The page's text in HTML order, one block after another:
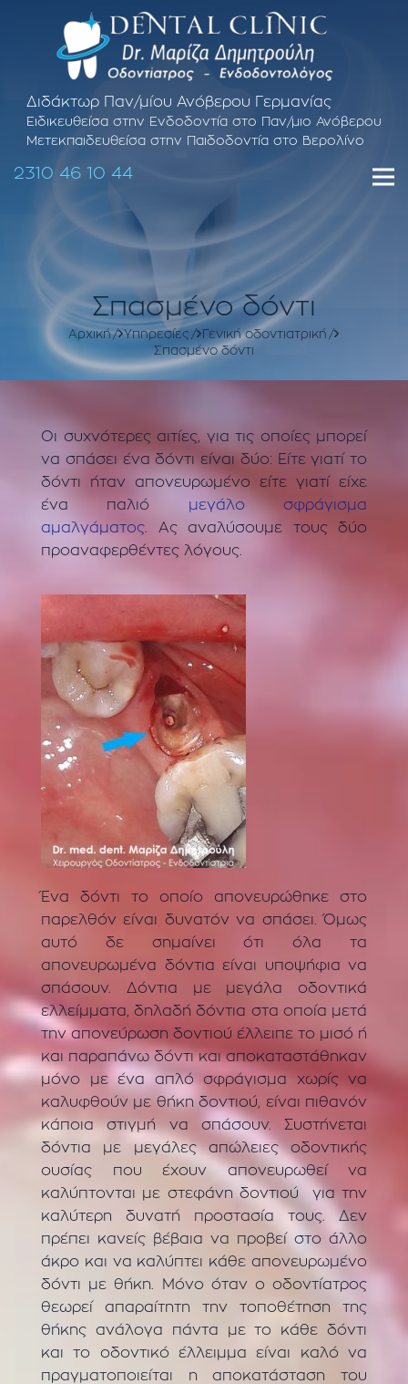
Διδάκτωρ Παν/μίου Ανόβερου Γερμανίας
Ειδικευθείσα στην Ενδοδοντία στο Παν/μιο Ανόβερου
Μετεκπαιδευθείσα στην Παιδοδοντία στο Βερολίνο
2310 46 10 44
Σπασμένο δόντι
Αρχική Υπηρεσίες
Γενική οδοντιατρική
Σπασμένο δόντι
Οι συχνότερες αιτίες, για τις οποίες μπορεί
να σπάσει ένα δόντι είναι δύο: Είτε γιατί το
δόντι ήταν απονευρωμένο είτε γιατί είχε
ένα παλιό μεγάλο σφράγισμα
αμαλγάματος . Ας αναλύσουμε τους δύο
προαναφερθέντες λόγους.
Ένα δόντι το οποίο απονευρώθηκε στο
παρελθόν είναι δυνατόν να σπάσει. Όμως
αυτό δε σημαίνει ότι όλα τα
απονευρωμένα δόντια είναι υποψήφια να
σπάσουν. Δόντια με μεγάλα οδοντικά
ελλείμματα, δηλαδή δόντια στα οποία μετά
την απονεύρωση δοντιού έλλειπε το μισό ή
και παραπάνω δόντι και αποκαταστάθηκαν
μόνο με ένα απλό σφράγισμα χωρίς να
καλυφθούν με θήκη δοντιού, είναι πιθανόν
κάποια στιγμή να σπάσουν. Συστήνεται
δόντια με μεγάλες απώλειες οδοντικής
ουσίας που έχουν απονευρωθεί να
καλύπτονται με στεφάνη δοντιού για την
καλύτερη δυνατή προστασία τους. Δεν
πρέπει κανείς βέβαια να προβεί στο άλλο
άκρο και να καλύπτει κάθε απονευρωμένο
δόντι με θήκη. Μόνο όταν ο οδοντίατρος
θεωρεί απαραίτητη την τοποθέτηση της
θήκης ανάλογα πάντα με το κάθε δόντι
και το οδοντικό έλλειμμα είναι καλό να
πραγματοποιείται η αποκατάσταση του